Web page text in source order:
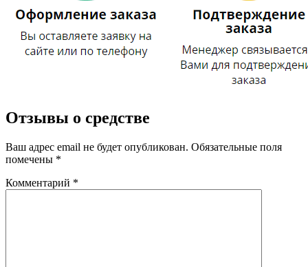
Отзывы о средстве
Ваш адрес email не будет опубликован. Обязательные поля
помечены *
Комментарий *